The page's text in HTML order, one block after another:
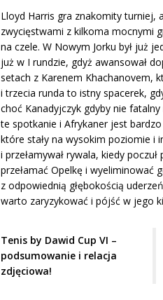
Lloyd Harris gra znakomity turniej,
zwycięstwami z kilkoma mocnymi
na czele. W Nowym Jorku był już
już w I rundzie, gdyż awansował
setach z Karenem Khachanovem,
i trzecia runda to istny spacerek,
choć Kanadyjczyk gdyby nie
te spotkanie i Afrykaner jest
które stały na wysokim poziomie i
i przełamywał rywala, kiedy
przełamać Opelkę i wyeliminować
z odpowiednią głębokością
warto zaryzykować i pójść w jego
Tenis by Dawid Cup VI –
podsumowanie i relacja
zdjęciowa!